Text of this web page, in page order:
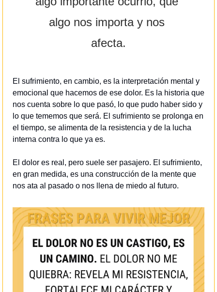
algo nos importa y nos
afecta.
El sufrimiento, en cambio, es la interpretación mental y
emocional que hacemos de ese dolor. Es la historia que
nos cuenta sobre lo que pasó, lo que pudo haber sido y
lo que tememos que será. El sufrimiento se prolonga en
el tiempo, se alimenta de la resistencia y de la lucha
interna contra lo que ya es.
El dolor es real, pero suele ser pasajero. El sufrimiento,
en gran medida, es una construcción de la mente que
nos ata al pasado o nos llena de miedo al futuro.